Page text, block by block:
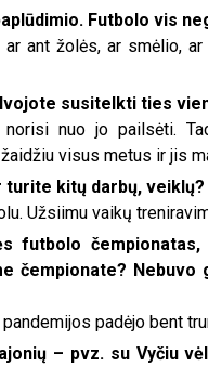
Futbolo vis
ant žolės, ar smėlio,
susitelkti ties
nuo jo pailsėti.
visus metus ir jis
turite kitų darbų, veiklų?
Užsiimu vaikų
futbolo
čempionate?
padėjo bent
– pvz. su Vyčiu